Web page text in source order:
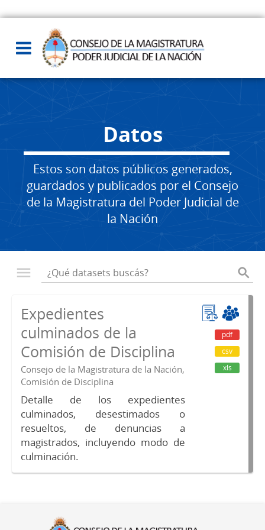
Datos
Estos son datos públicos generados,
guardados y publicados por el Consejo
de la Magistratura del Poder Judicial de
la Nación
Expedientes
culminados de la
Comisión de Disciplina
Consejo de la Magistratura de la Nación,
Comisión de Disciplina
Detalle de los expedientes
culminados, desestimados o
resueltos, de denuncias a
magistrados, incluyendo modo de
culminación.
pdf
csv
xls